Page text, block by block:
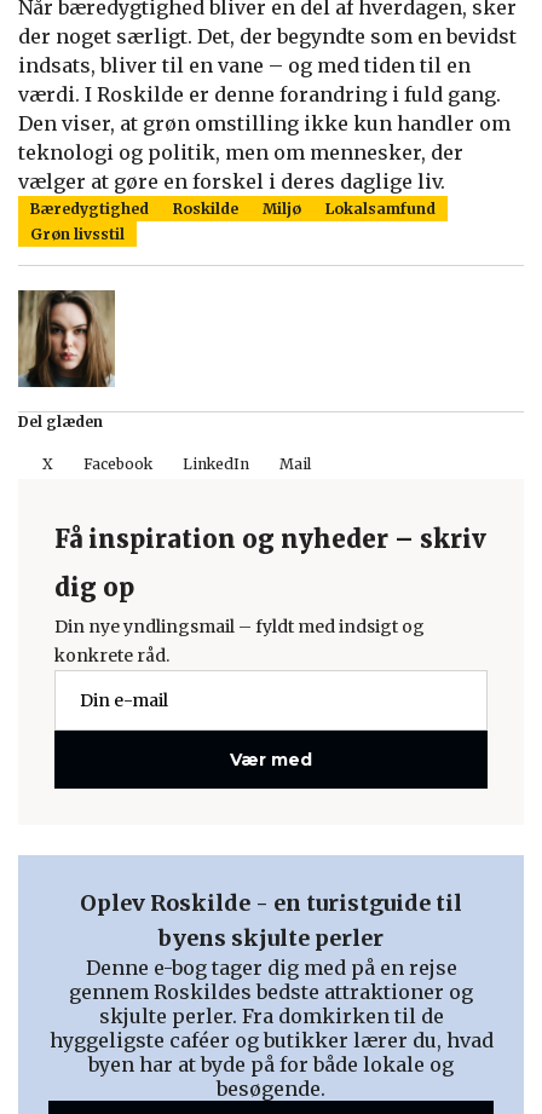
Når bæredygtighed bliver en del af hverdagen, sker
der noget særligt. Det, der begyndte som en bevidst
indsats, bliver til en vane – og med tiden til en
værdi. I Roskilde er denne forandring i fuld gang.
Den viser, at grøn omstilling ikke kun handler om
teknologi og politik, men om mennesker, der
vælger at gøre en forskel i deres daglige liv.
Bæredygtighed Roskilde Miljø
Lokalsamfund
Grøn livsstil
Del glæden
X Facebook LinkedIn Mail
Få inspiration og nyheder – skriv
dig op
Din nye yndlingsmail – fyldt med indsigt og
konkrete råd.
Vær med
Oplev Roskilde - en turistguide til
byens skjulte perler
Denne e-bog tager dig med på en rejse
gennem Roskildes bedste attraktioner og
skjulte perler. Fra domkirken til de
hyggeligste caféer og butikker lærer du, hvad
byen har at byde på for både lokale og
besøgende.